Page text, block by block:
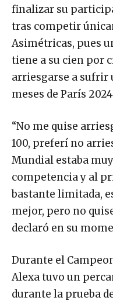
finalizar su
tras competir
Asimétricas, pues
tiene a su cien por
arriesgarse a sufrir
meses de París
“No me quise
100, preferí no
Mundial estaba
competencia y al
bastante limitada,
mejor, pero no
declaró en su
Durante el
Alexa tuvo un
durante la prueba